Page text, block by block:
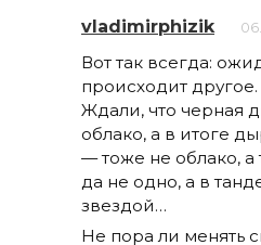
vladimirphizik
Вот так всегда:
происходит другое.
Ждали, что черная
облако, а в итоге
— тоже не облако,
да не одно, а в
звездой…
Не пора ли менять